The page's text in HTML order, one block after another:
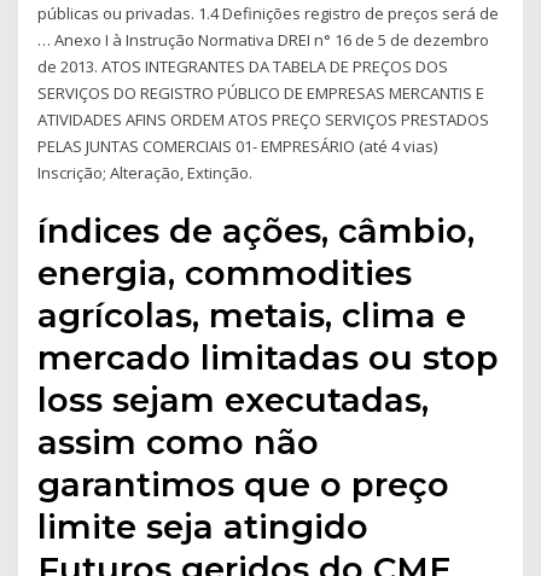
públicas ou privadas. 1.4 Definições registro de preços será de
… Anexo I à Instrução Normativa DREI n° 16 de 5 de dezembro
de 2013. ATOS INTEGRANTES DA TABELA DE PREÇOS DOS
SERVIÇOS DO REGISTRO PÚBLICO DE EMPRESAS MERCANTIS E
ATIVIDADES AFINS ORDEM ATOS PREÇO SERVIÇOS PRESTADOS
PELAS JUNTAS COMERCIAIS 01- EMPRESÁRIO (até 4 vias)
Inscrição; Alteração, Extinção.
índices de ações, câmbio,
energia, commodities
agrícolas, metais, clima e
mercado limitadas ou stop
loss sejam executadas,
assim como não
garantimos que o preço
limite seja atingido